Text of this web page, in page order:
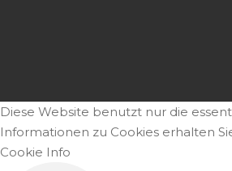
Diese Website benutzt nur die
Informationen zu Cookies erhalten
Cookie Info